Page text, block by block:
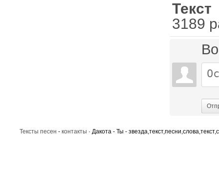
3189
Тексты песен - контакты · Дакота - Ты -